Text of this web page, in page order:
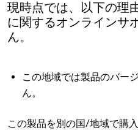
現時点では、以下の理
に関するオンラインサ
ん。
この地域では製品のバー
ん。
この製品を別の国/地域で購